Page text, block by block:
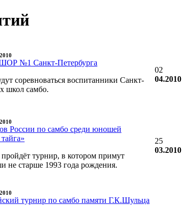
№1 Санкт-Петербурга
соревноваться воспитанники Санкт-
школ самбо.
02
04.2010
России по самбо среди юношей
турнир, в котором примут
не старше 1993 года рождения.
25
03.2010
турнир по самбо памяти Г.К.Шульца